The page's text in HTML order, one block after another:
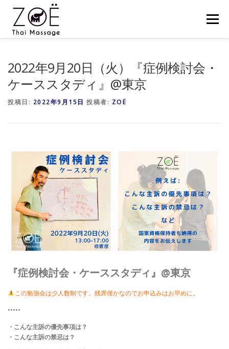
メニュー
2022年9月20日（火）『症例検討会・
ケーススタディ』@東京
投稿日: 2022年9月15日 投稿者: ZOË
『症例検討会・ケーススタディ』@東京
この勉強会は少人数制です。残席僅かなのでお申込みはお早めに。
•••••
・こんな主訴の優先事項は？
・こんな主訴の禁忌は？